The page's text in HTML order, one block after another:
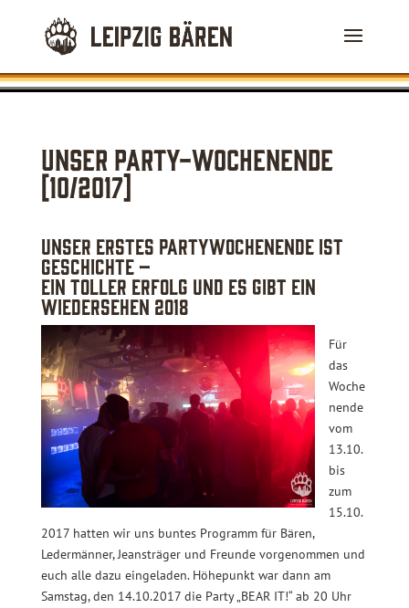
Unser Party-Wochenende
[10/2017]
Unser erstes Partywochenende ist
Geschichte –
Ein toller Erfolg und es gibt ein
Wiedersehen 2018
Für
das
Woche
nende
vom
13.10.
bis
zum
15.10.
2017 hatten wir uns buntes Programm für Bären,
Ledermänner, Jeansträger und Freunde vorgenommen und
euch alle dazu eingeladen. Höhepunkt war dann am
Samstag, den 14.10.2017 die Party „BEAR IT!“ ab 20 Uhr